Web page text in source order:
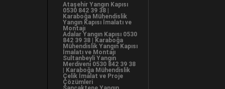
Ataşehir Yangın Kapısı
0530 842 39 38 |
Karaboğa Mühendislik
Yangın Kapısı İmalatı ve
Montajı
Adalar Yangın Kapısı 0530
842 39 38 | Karaboğa
Mühendislik Yangın Kapısı
İmalatı ve Montajı
Sultanbeyli Yangın
Merdiveni 0530 842 39 38
| Karaboğa Mühendislik
Çelik İmalat ve Proje
Çözümleri